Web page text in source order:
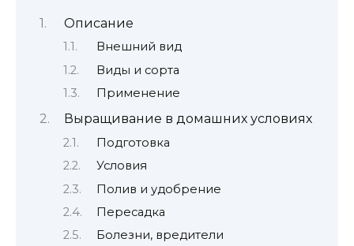
Описание
Внешний вид
Виды и сорта
Применение
Выращивание в домашних условиях
Подготовка
Условия
Полив и удобрение
Пересадка
Болезни, вредители